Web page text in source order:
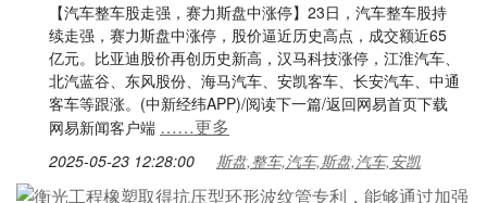
【汽车整车股走强，赛力斯盘中涨停】23日，汽车整车股持
续走强，赛力斯盘中涨停，股价逼近历史高点，成交额近65
亿元。比亚迪股价再创历史新高，汉马科技涨停，江淮汽车、
北汽蓝谷、东风股份、海马汽车、安凯客车、长安汽车、中通
客车等跟涨。(中新经纬APP)/阅读下一篇/返回网易首页下载
网易新闻客户端 ……更多
2025-05-23 12:28:00 斯盘,整车,汽车,斯盘,汽车,安凯